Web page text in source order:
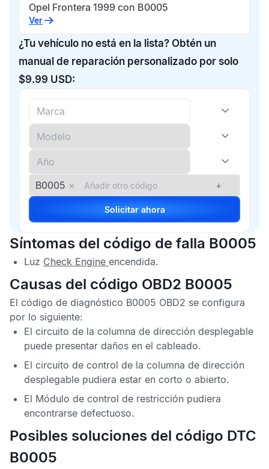
Opel Frontera 1999 con B0005
Ver
¿Tu vehículo no está en la lista? Obtén un
manual de reparación personalizado por solo
$9.99 USD:
B0005 × +
Solicitar ahora
Síntomas del código de falla B0005
Luz Check Engine encendida.
Causas del código OBD2 B0005
El código de diagnóstico B0005 OBD2 se configura
por lo siguiente:
El circuito de la columna de dirección desplegable
puede presentar daños en el cableado.
El circuito de control de la columna de dirección
desplegable pudiera estar en corto o abierto.
El Módulo de control de restricción pudiera
encontrarse defectuoso.
Posibles soluciones del código DTC
B0005